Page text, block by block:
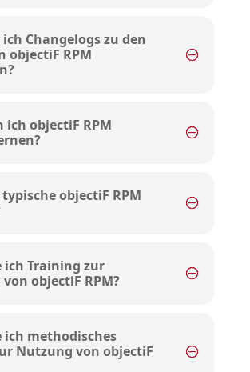
Changelogs zu den
objectiF RPM
ich objectiF RPM
objectiF RPM
ich Training zur
objectiF RPM?
ich methodisches
Nutzung von objectiF